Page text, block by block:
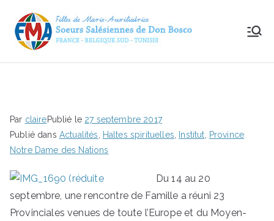
des
Sœur
s
Par clairePublié le 27 septembre 2017
Publié dans Actualités Haltes spirituelles Institut
Province
Notre Dame des Nations
Du 14 au 20
septembre, une rencontre de Famille a réuni 23
Provinciales venues de toute l’Europe et du Moyen-